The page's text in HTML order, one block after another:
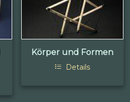
Körper und Formen
Details